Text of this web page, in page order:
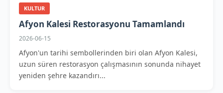
KULTUR
Afyon Kalesi Restorasyonu Tamamlandı
2026-06-15
Afyon'un tarihi sembollerinden biri olan Afyon Kalesi,
uzun süren restorasyon çalışmasının sonunda nihayet
yeniden şehre kazandırı...